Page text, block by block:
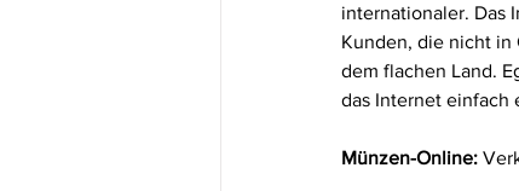
internationaler. Das
Kunden, die nicht in
dem flachen Land.
das Internet einfach
Münzen-Online: